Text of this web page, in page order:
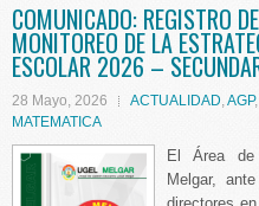
COMUNICADO: REGISTRO
MONITOREO DE LA
ESCOLAR 2026 –
28 Mayo, 2026 ACTUALIDAD,AGP,
MATEMATICA
El Área de
Melgar,